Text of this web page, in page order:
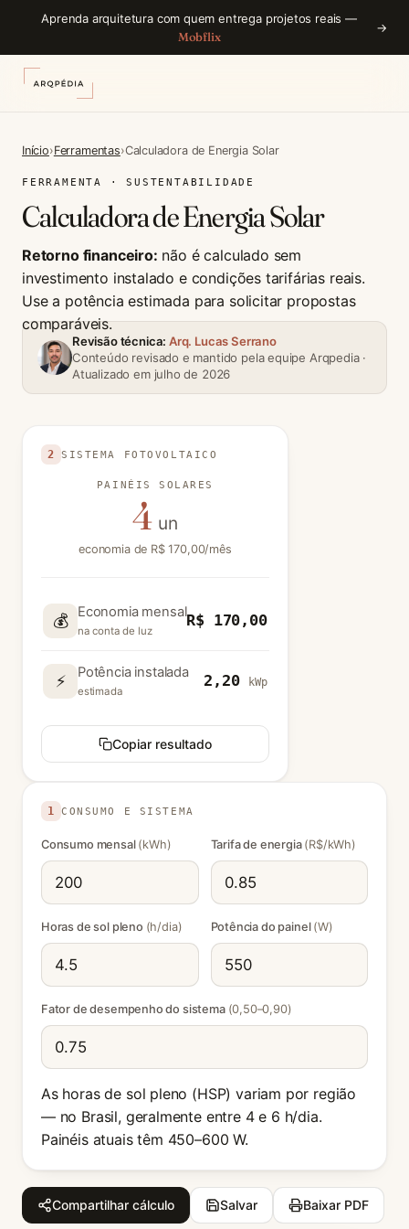
Aprenda arquitetura com quem entrega projetos reais —
Mobflix
→
Início›Ferramentas›Calculadora de Energia Solar
FERRAMENTA · SUSTENTABILIDADE
Calculadora de Energia Solar
Retorno financeiro: não é calculado sem
investimento instalado e condições tarifárias reais.
Use a potência estimada para solicitar propostas
comparáveis.
Revisão técnica:Arq. Lucas Serrano
Conteúdo revisado e mantido pela equipe Arqpedia ·
Atualizado em julho de 2026
1 CONSUMO E SISTEMA
Consumo mensal (kWh) Tarifa de energia (R$/kWh)
Horas de sol pleno (h/dia) Potência do painel (W)
Fator de desempenho do sistema (0,50–0,90)
As horas de sol pleno (HSP) variam por região
— no Brasil, geralmente entre 4 e 6 h/dia.
Painéis atuais têm 450–600 W.
2 SISTEMA FOTOVOLTAICO
PAINÉIS SOLARES
4 un
economia de R$ 170,00/mês
💰 Economia mensal
na conta de luz
R$ 170,00
⚡ Potência instalada
estimada
2,20 kWp
Copiar resultado
Compartilhar cálculo Salvar Baixar PDF